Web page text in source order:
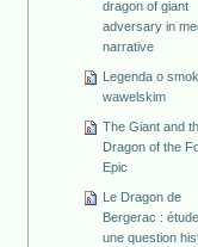
dragon of giant
adversary in
narrative
Legenda o
wawelskim
The Giant and
Dragon of the
Epic
Le Dragon de
Bergerac :
une question